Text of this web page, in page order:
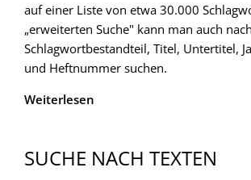
auf einer Liste von etwa 30.000
„erweiterten Suche" kann man auch nach
Schlagwortbestandteil, Titel, Untertitel,
und Heftnummer suchen.
Weiterlesen
SUCHE NACH TEXTEN